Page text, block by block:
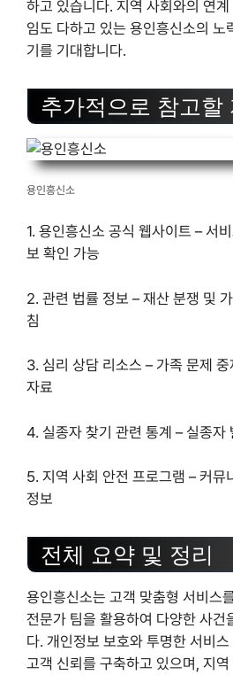
하고 있습니다. 지역 사회와의 연
임도 다하고 있는 용인흥신소의 노
기를 기대합니다.
추가적으로 참고할
용인흥신소
1. 용인흥신소 공식 웹사이트 – 서
보 확인 가능
2. 관련 법률 정보 – 재산 분쟁 및
침
3. 심리 상담 리소스 – 가족 문제
자료
4. 실종자 찾기 관련 통계 – 실종자
5. 지역 사회 안전 프로그램 – 커뮤
정보
전체 요약 및 정리
용인흥신소는 고객 맞춤형 서비스
전문가 팀을 활용하여 다양한 사건
다. 개인정보 보호와 투명한 서비
고객 신뢰를 구축하고 있으며, 지